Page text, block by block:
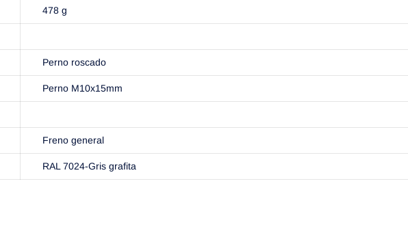
478 g
Perno roscado
Perno M10x15mm
Freno general
RAL 7024-Gris grafita